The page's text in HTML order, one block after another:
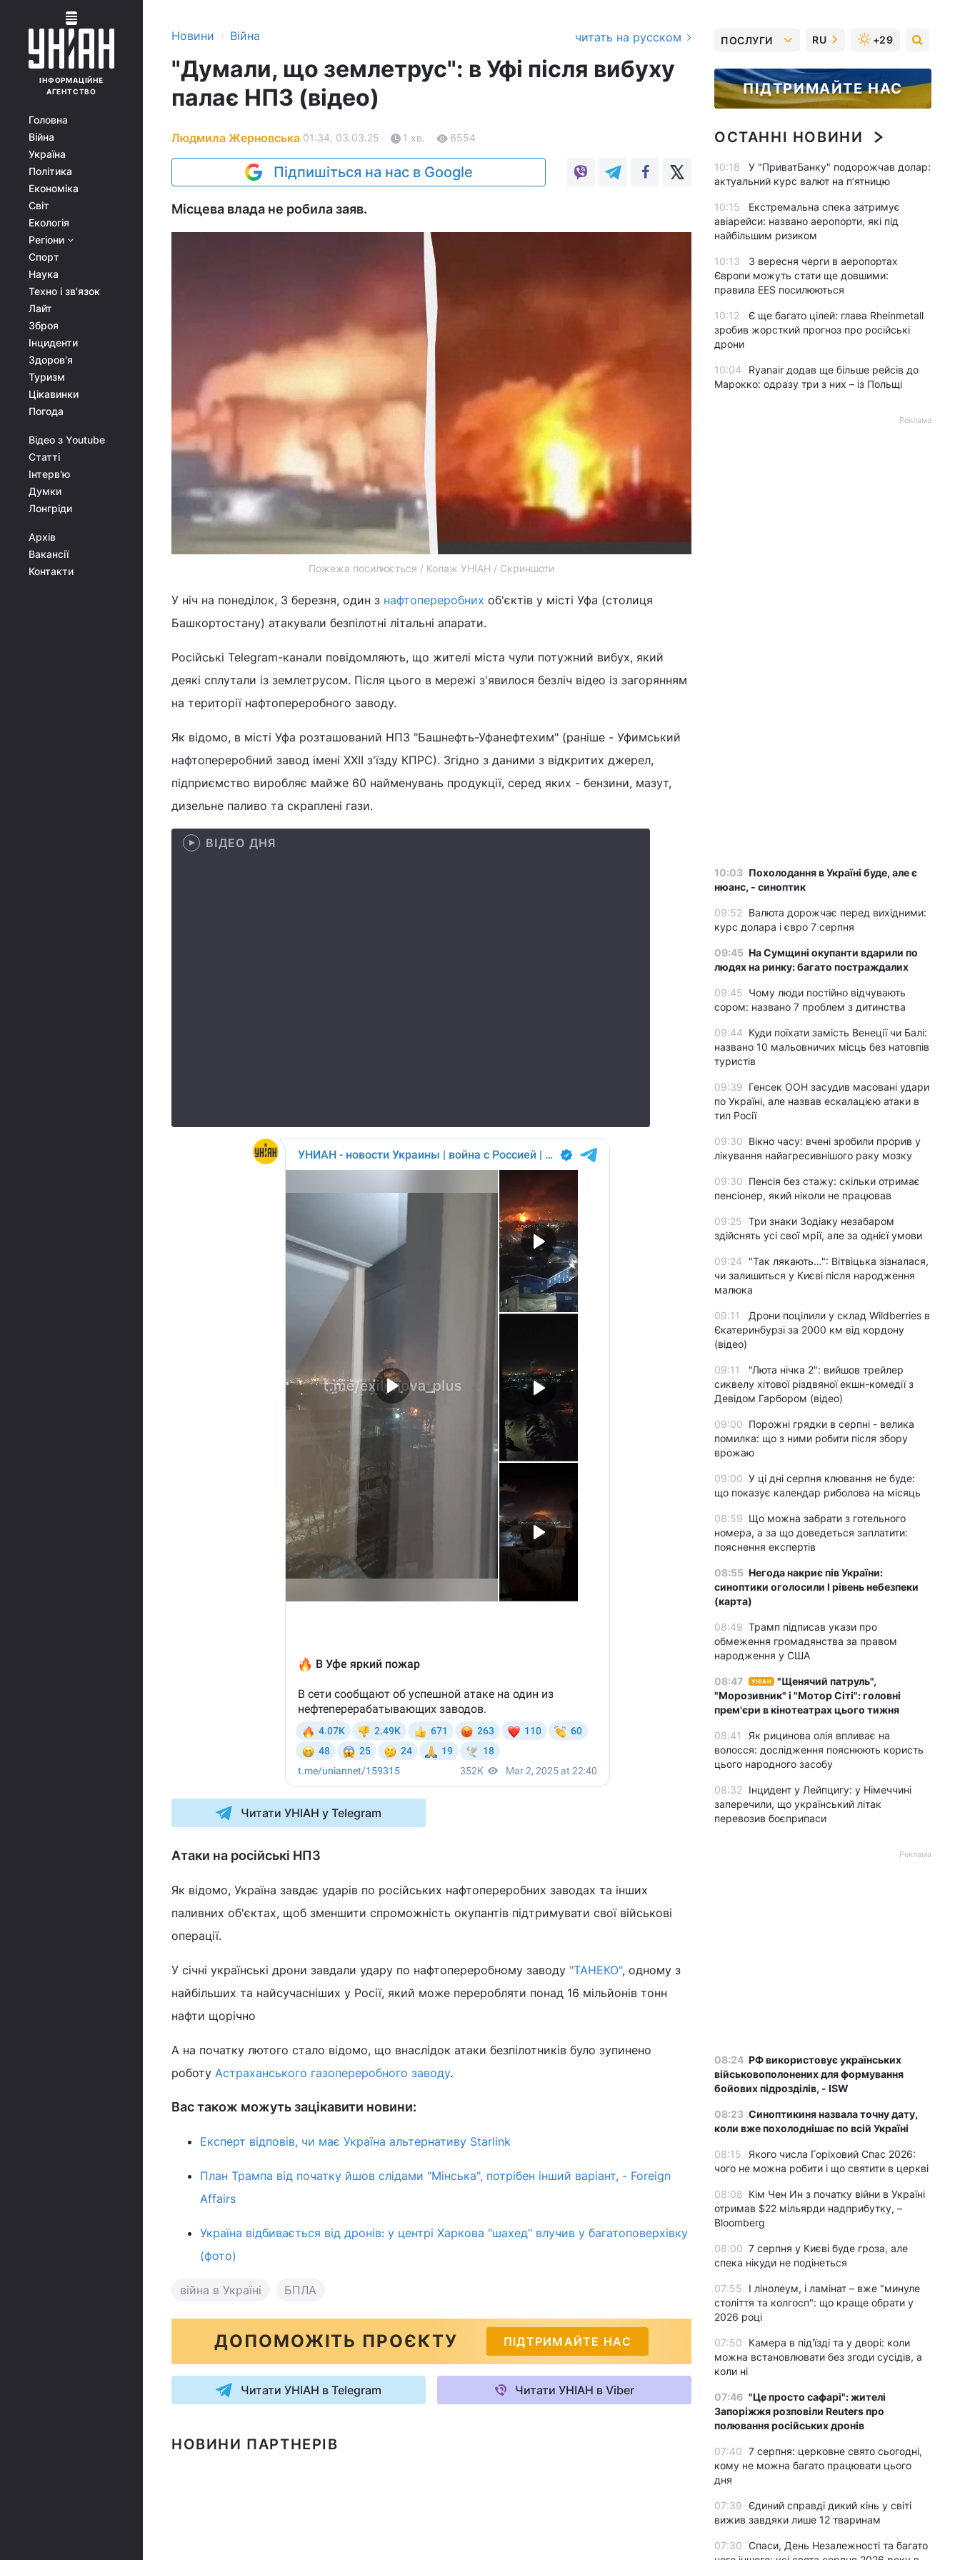
ІНФОРМАЦІЙНЕ
АГЕНТСТВО
Головна
Війна
Україна
Політика
Економіка
Світ
Екологія
Регіони
Спорт
Наука
Техно і зв'язок
Лайт
Зброя
Інциденти
Здоров'я
Туризм
Цікавинки
Погода
Відео з Youtube
Статті
Інтерв'ю
Думки
Лонгріди
Архів
Вакансії
Контакти
Новини › Війна читать на русском
"Думали, що землетрус": в Уфі після вибуху
палає НПЗ (відео)
Людмила Жерновська 01:34, 03.03.25 1 хв. 6554
Підпишіться на нас в Google
Місцева влада не робила заяв.
Пожежа посилюється / Колаж УНІАН / Скриншоти
У ніч на понеділок, 3 березня, один з нафтопереробних об'єктів у місті Уфа (столиця
Башкортостану) атакували безпілотні літальні апарати.
Російські Telegram-канали повідомляють, що жителі міста чули потужний вибух, який
деякі сплутали із землетрусом. Після цього в мережі з'явилося безліч відео із загорянням
на території нафтопереробного заводу.
Як відомо, в місті Уфа розташований НПЗ "Башнефть-Уфанефтехим" (раніше - Уфимський
нафтопереробний завод імені XXII з'їзду КПРС). Згідно з даними з відкритих джерел,
підприємство виробляє майже 60 найменувань продукції, серед яких - бензини, мазут,
дизельне паливо та скраплені гази.
ВІДЕО ДНЯ
Читати УНІАН у Telegram
Атаки на російські НПЗ
Як відомо, Україна завдає ударів по російських нафтопереробних заводах та інших
паливних об'єктах, щоб зменшити спроможність окупантів підтримувати свої військові
операції.
У січні українські дрони завдали удару по нафтопереробному заводу "ТАНЕКО", одному з
найбільших та найсучасніших у Росії, який може переробляти понад 16 мільйонів тонн
нафти щорічно
А на початку лютого стало відомо, що внаслідок атаки безпілотників було зупинено
роботу Астраханського газопереробного заводу.
Вас також можуть зацікавити новини:
Експерт відповів, чи має Україна альтернативу Starlink
План Трампа від початку йшов слідами "Мінська", потрібен інший варіант, - Foreign
Affairs
Україна відбивається від дронів: у центрі Харкова "шахед" влучив у багатоповерхівку
(фото)
війна в Україні БПЛА
ДОПОМОЖІТЬ ПРОЄКТУ ПІДТРИМАЙТЕ НАС
Читати УНІАН в Telegram Читати УНІАН в Viber
НОВИНИ ПАРТНЕРІВ
ПОСЛУГИ RU +29
ПІДТРИМАЙТЕ НАС
ОСТАННІ НОВИНИ
10:18
У "ПриватБанку" подорожчав долар:
актуальний курс валют на п’ятницю
10:15
Екстремальна спека затримує
авіарейси: названо аеропорти, які під
найбільшим ризиком
10:13
З вересня черги в аеропортах
Європи можуть стати ще довшими:
правила EES посилюються
10:12
Є ще багато цілей: глава Rheinmetall
зробив жорсткий прогноз про російські
дрони
10:04
Ryanair додав ще більше рейсів до
Марокко: одразу три з них – із Польщі
Реклама
10:03 Похолодання в Україні буде, але є
нюанс, - синоптик
09:52
Валюта дорожчає перед вихідними:
курс долара і євро 7 серпня
09:45 На Сумщині окупанти вдарили по
людях на ринку: багато постраждалих
09:45 Чому люди постійно відчувають
сором: названо 7 проблем з дитинства
09:44 Куди поїхати замість Венеції чи Балі:
названо 10 мальовничих місць без натовпів
туристів
09:39 Генсек ООН засудив масовані удари
по Україні, але назвав ескалацією атаки в
тил Росії
09:30 Вікно часу: вчені зробили прорив у
лікування найагресивнішого раку мозку
09:30 Пенсія без стажу: скільки отримає
пенсіонер, який ніколи не працював
09:25 Три знаки Зодіаку незабаром
здійснять усі свої мрії, але за однієї умови
09:24
"Так лякають…": Вітвіцька зізналася,
чи залишиться у Києві після народження
малюка
09:11
Дрони поцілили у склад Wildberries в
Єкатеринбурзі за 2000 км від кордону
(відео)
09:11
"Люта нічка 2": вийшов трейлер
сиквелу хітової різдвяної екшн-комедії з
Девідом Гарбором (відео)
09:00 Порожні грядки в серпні - велика
помилка: що з ними робити після збору
врожаю
09:00 У ці дні серпня клювання не буде:
що показує календар риболова на місяць
08:59 Що можна забрати з готельного
номера, а за що доведеться заплатити:
пояснення експертів
08:55 Негода накриє пів України:
синоптики оголосили І рівень небезпеки
(карта)
08:49 Трамп підписав укази про
обмеження громадянства за правом
народження у США
08:47 УНІАН
"Щенячий патруль",
"Морозивник" і "Мотор Сіті": головні
прем'єри в кінотеатрах цього тижня
08:41
Як рицинова олія впливає на
волосся: дослідження пояснюють користь
цього народного засобу
08:32
Інцидент у Лейпцигу: у Німеччині
заперечили, що український літак
перевозив боєприпаси
Реклама
08:24 РФ використовує українських
військовополонених для формування
бойових підрозділів, - ISW
08:23 Синоптикиня назвала точну дату,
коли вже похолоднішає по всій Україні
08:15
Якого числа Горіховий Спас 2026:
чого не можна робити і що святити в церкві
08:08 Кім Чен Ин з початку війни в Україні
отримав $22 мільярди надприбутку, –
Bloomberg
08:00 7 серпня у Києві буде гроза, але
спека нікуди не подінеться
07:55
І лінолеум, і ламінат – вже "минуле
століття та колгосп": що краще обрати у
2026 році
07:50
Камера в під'їзді та у дворі: коли
можна встановлювати без згоди сусідів, а
коли ні
07:46 "Це просто сафарі": жителі
Запоріжжя розповіли Reuters про
полювання російських дронів
07:40 7 серпня: церковне свято сьогодні,
кому не можна багато працювати цього
дня
07:39 Єдиний справді дикий кінь у світі
вижив завдяки лише 12 тваринам
07:30 Спаси, День Незалежності та багато